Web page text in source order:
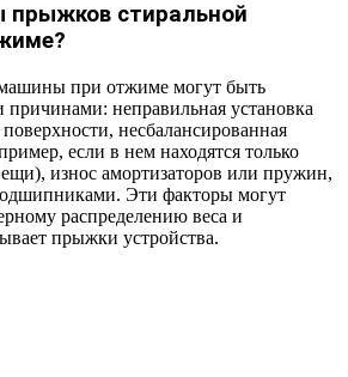
прыжков стиральной
при отжиме могут быть
неправильная установка
несбалансированная
если в нем находятся только
износ амортизаторов или пружин,
Эти факторы могут
распределению веса и
прыжки устройства.